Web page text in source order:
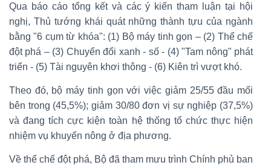
Qua báo cáo tổng kết và các ý kiến tham luận tại hội
nghị, Thủ tướng khái quát những thành tựu của ngành
bằng "6 cụm từ khóa": (1) Bộ máy tinh gọn – (2) Thể chế
đột phá – (3) Chuyển đổi xanh - số - (4) "Tam nông" phát
triển - (5) Tài nguyên khơi thông - (6) Kiên trì vượt khó.
Theo đó, bộ máy tinh gọn với việc giảm 25/55 đầu mối
bên trong (45,5%); giảm 30/80 đơn vị sự nghiệp (37,5%)
và đang tích cực kiện toàn hệ thống tổ chức thực hiện
nhiệm vụ khuyến nông ở địa phương.
Về thể chế đột phá, Bộ đã tham mưu trình Chính phủ ban